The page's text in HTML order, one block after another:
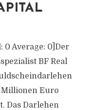
0 Average: 0]Der
BF Real
Millionen Euro
Das Darlehen